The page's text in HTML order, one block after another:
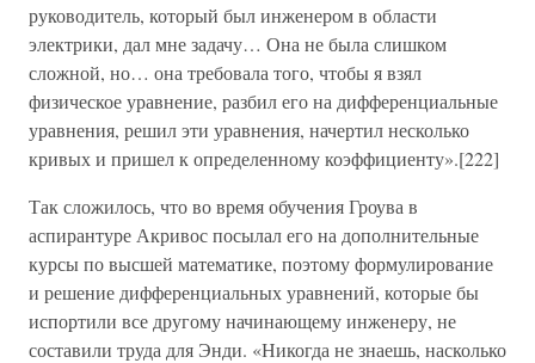
руководитель, который был инженером в области
электрики, дал мне задачу… Она не была слишком
сложной, но… она требовала того, чтобы я взял
физическое уравнение, разбил его на дифференциальные
уравнения, решил эти уравнения, начертил несколько
кривых и пришел к определенному коэффициенту».[222]
Так сложилось, что во время обучения Гроува в
аспирантуре Акривос посылал его на дополнительные
курсы по высшей математике, поэтому формулирование
и решение дифференциальных уравнений, которые бы
испортили все другому начинающему инженеру, не
составили труда для Энди. «Никогда не знаешь, насколько